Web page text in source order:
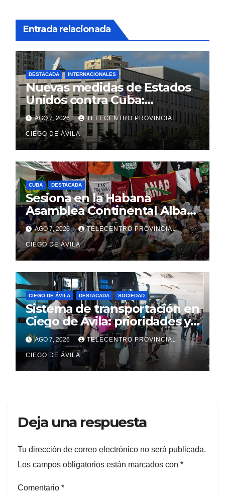
Entrada relacionada
DESTACADA INTERNACIONALES
Nuevas medidas de Estados
Unidos contra Cuba:
Washington apunta a la
cooperación militar con Rusia
y China
AGO 7, 2026 TELECENTRO PROVINCIAL
CIEGO DE ÁVILA
CUBA DESTACADA
Sesiona en la Habana
Asamblea Continental Alba
Movimientos
AGO 7, 2026 TELECENTRO PROVINCIAL
CIEGO DE ÁVILA
CIEGO DE ÁVILA DESTACADA SOCIEDAD
Sistema de transportación en
Ciego de Ávila: prioridades y
cambios para viajeros
AGO 7, 2026 TELECENTRO PROVINCIAL
CIEGO DE ÁVILA
Deja una respuesta
Tu dirección de correo electrónico no será publicada.
Los campos obligatorios están marcados con *
Comentario *